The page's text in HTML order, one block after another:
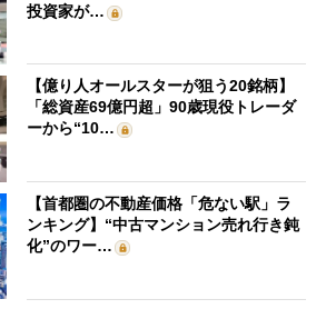
投資家が…
【億り人オールスターが狙う20銘柄】
「総資産69億円超」90歳現役トレーダ
ーから“10…
【首都圏の不動産価格「危ない駅」ラ
ンキング】“中古マンション売れ行き鈍
化”のワー…